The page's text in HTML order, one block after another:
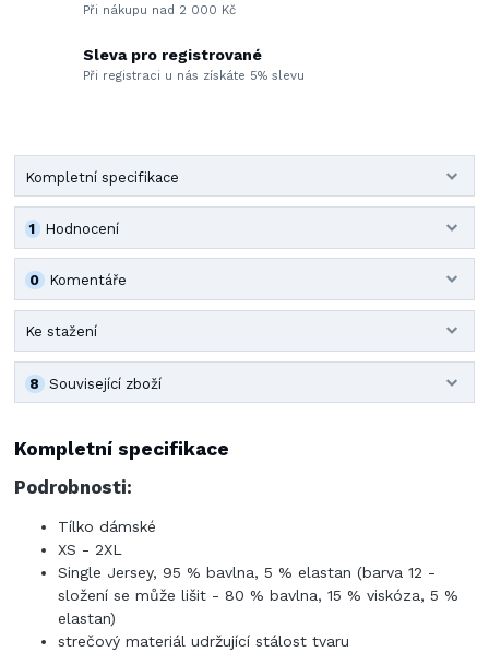
Při nákupu nad 2 000 Kč
Sleva pro registrované
Při registraci u nás získáte 5% slevu
Kompletní specifikace
Hodnocení
1
Komentáře
0
Ke stažení
Související zboží
8
Kompletní specifikace
Podrobnosti:
Tílko dámské
XS - 2XL
Single Jersey, 95 % bavlna, 5 % elastan (barva 12 -
složení se může lišit - 80 % bavlna, 15 % viskóza, 5 %
elastan)
strečový materiál udržující stálost tvaru